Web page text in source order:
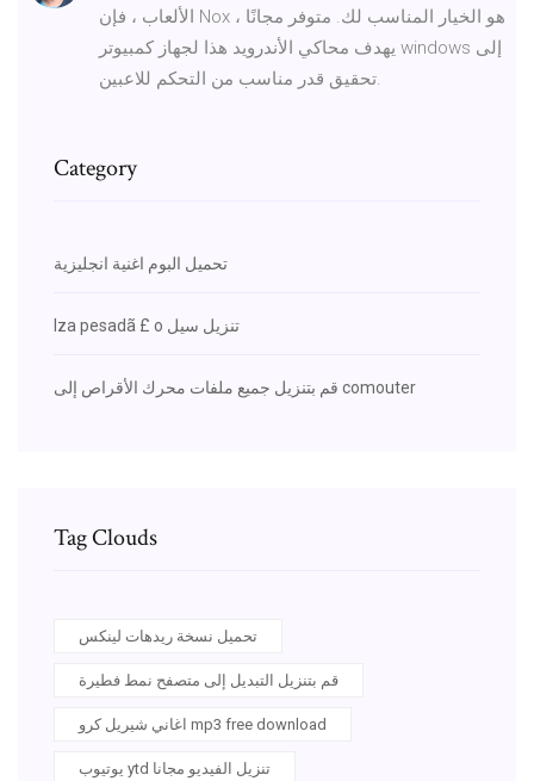
الألعاب ، فإن Nox هو الخيار المناسب لك. متوفر مجانًا ،
يهدف محاكي الأندرويد هذا لجهاز كمبيوتر windows إلى
تحقيق قدر مناسب من التحكم للاعبين.
Category
تحميل البوم اغنية انجليزية
Iza pesadã £ o تنزيل سيل
قم بتنزيل جميع ملفات محرك الأقراص إلى comouter
Tag Clouds
تحميل نسخة ريدهات لينكس
قم بتنزيل التبديل إلى متصفح نمط فطيرة
اغاني شيريل كرو mp3 free download
يوتيوب ytd تنزيل الفيديو مجانا